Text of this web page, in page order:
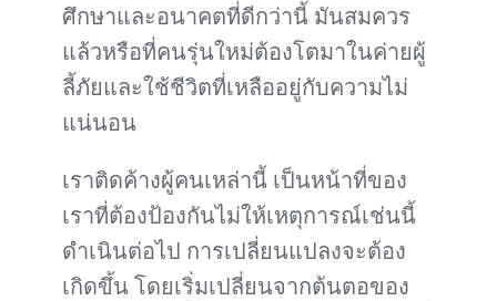
ศึกษาและอนาคตที่ดีกว่านี้ มันสมควร
แล้วหรือที่คนรุ่นใหม่ต้องโตมาในค่ายผู้
ลี้ภัยและใช้ชีวิตที่เหลืออยู่กับความไม่
แน่นอน
เราติดค้างผู้คนเหล่านี้ เป็นหน้าที่ของ
เราที่ต้องป้องกันไม่ให้เหตุการณ์เช่นนี้
ดำเนินต่อไป การเปลี่ยนแปลงจะต้อง
เกิดขึ้น โดยเริ่มเปลี่ยนจากต้นตอของ